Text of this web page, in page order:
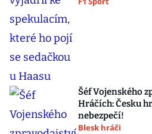
Šéf Vojenského
Hráčích: Česku
nebezpečí!
Blesk hráči